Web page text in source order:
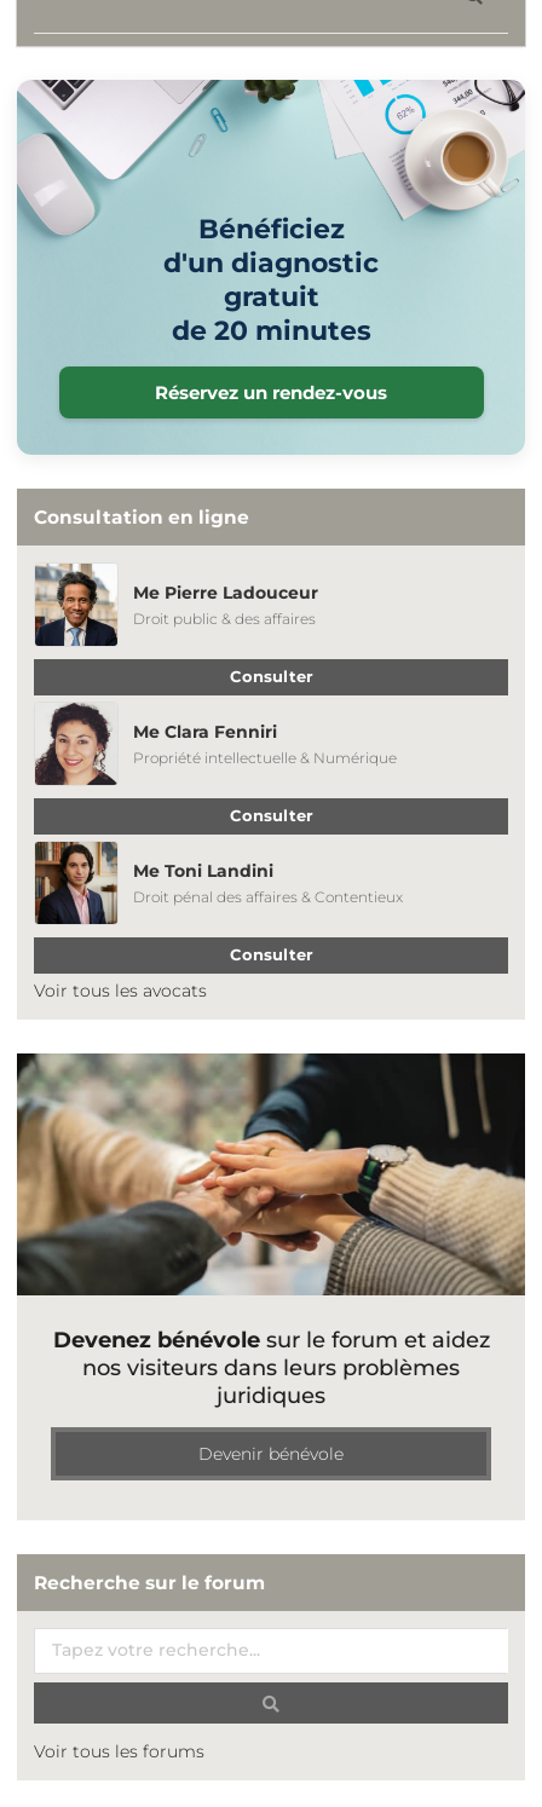
Bénéficiez
d'un diagnostic
gratuit
de 20 minutes
Réservez un rendez-vous
Consultation en ligne
Me Pierre Ladouceur
Droit public & des affaires
Consulter
Me Clara Fenniri
Propriété intellectuelle & Numérique
Consulter
Me Toni Landini
Droit pénal des affaires & Contentieux
Consulter
Voir tous les avocats
Devenez bénévolesur le forum et aidez
nos visiteurs dans leurs problèmes
juridiques
Devenir bénévole
Recherche sur le forum
Voir tous les forums